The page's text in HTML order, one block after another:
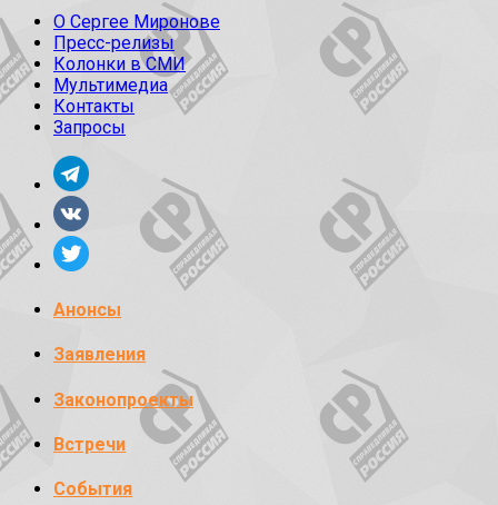
О Сергее Миронове
Пресс-релизы
Колонки в СМИ
Мультимедиа
Контакты
Запросы
Анонсы
Заявления
Законопроекты
Встречи
События